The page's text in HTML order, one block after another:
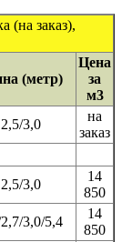
(на заказ),
(метр)
Цена
за
м3
2,5/3,0
на
заказ
2,5/3,0
14
850
3,0/5,4
14
850